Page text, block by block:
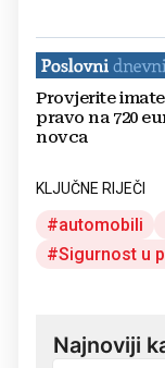
Provjerite
pravo na 720
novca
KLJUČNE RIJEČI
automobili
Sigurnost u